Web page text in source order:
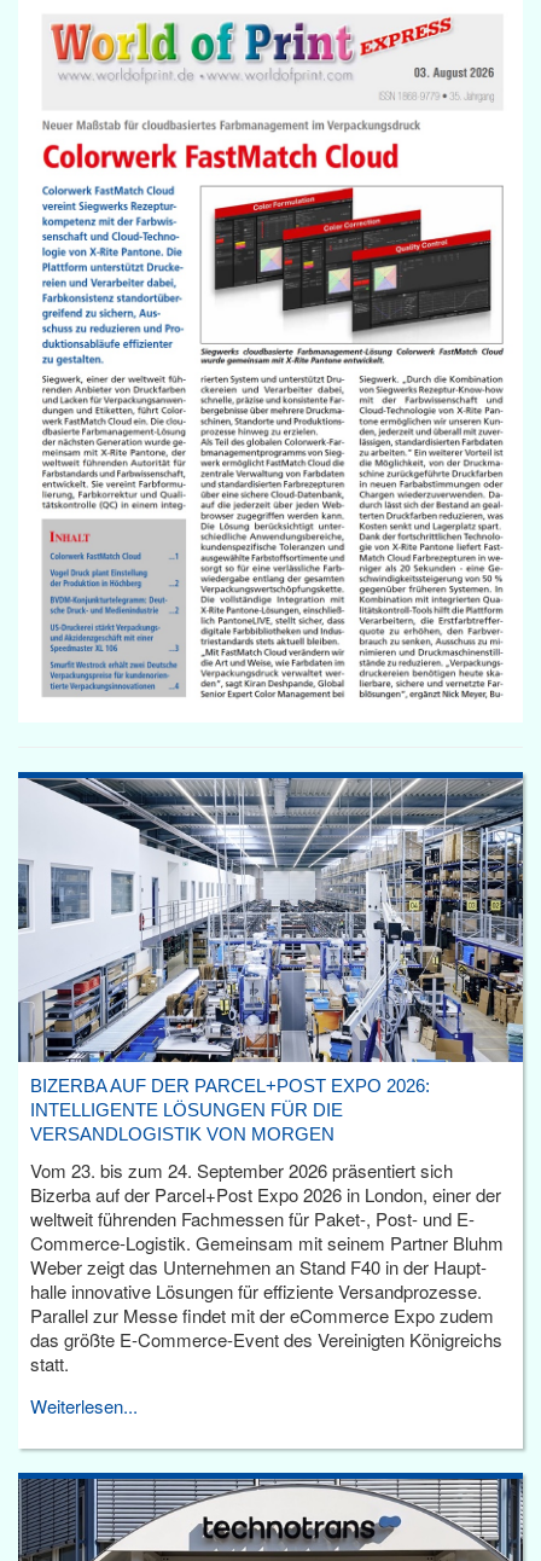
BIZERBA AUF DER PARCEL+POST EXPO 2026:
INTELLIGENTE LÖSUNGEN FÜR DIE
VERSANDLOGISTIK VON MORGEN
Vom 23. bis zum 24. September 2026 präsentiert sich
Bizerba auf der Parcel+Post Expo 2026 in London, einer der
weltweit führenden Fachmessen für Paket-, Post- und E-
Commerce-Logistik. Gemeinsam mit seinem Partner Bluhm
Weber zeigt das Unternehmen an Stand F40 in der Haupt­
halle innovative Lösungen für effiziente Versandprozesse.
Parallel zur Messe findet mit der eCommerce Expo zudem
das größte E-Commerce-Event des Vereinigten Königreichs
statt.
Weiterlesen...